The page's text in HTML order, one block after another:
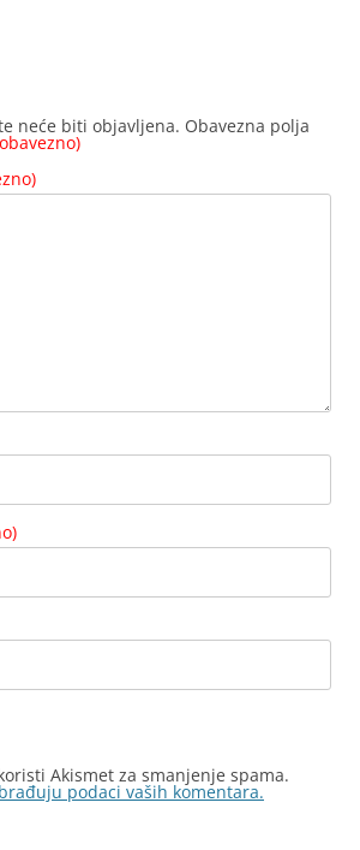
neće biti objavljena. Obavezna polja
Akismet za smanjenje spama.
podaci vaših komentara.